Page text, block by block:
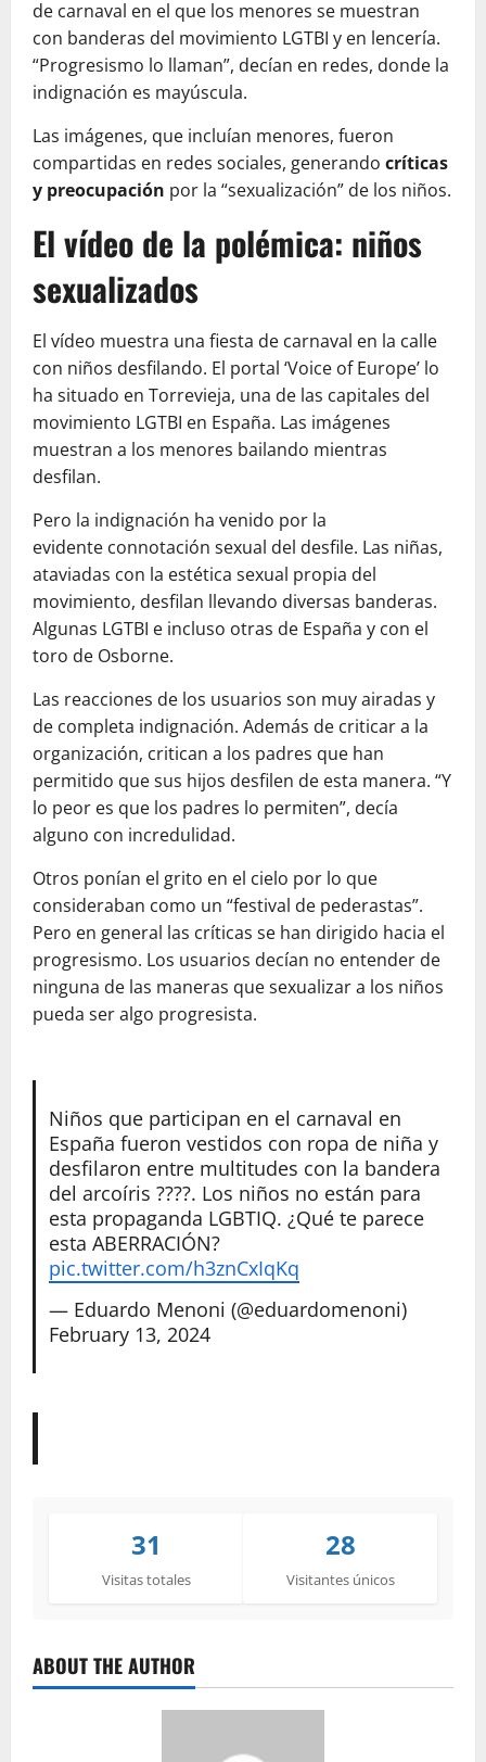
de carnaval en el que los menores se muestran
con banderas del movimiento LGTBI y en lencería.
“Progresismo lo llaman”, decían en redes, donde la
indignación es mayúscula.
Las imágenes, que incluían menores, fueron
compartidas en redes sociales, generando críticas
y preocupación por la “sexualización” de los niños.
El vídeo de la polémica: niños
sexualizados
El vídeo muestra una fiesta de carnaval en la calle
con niños desfilando. El portal ‘Voice of Europe’ lo
ha situado en Torrevieja, una de las capitales del
movimiento LGTBI en España. Las imágenes
muestran a los menores bailando mientras
desfilan.
Pero la indignación ha venido por la
evidente connotación sexual del desfile. Las niñas,
ataviadas con la estética sexual propia del
movimiento, desfilan llevando diversas banderas.
Algunas LGTBI e incluso otras de España y con el
toro de Osborne.
Las reacciones de los usuarios son muy airadas y
de completa indignación. Además de criticar a la
organización, critican a los padres que han
permitido que sus hijos desfilen de esta manera. “Y
lo peor es que los padres lo permiten”, decía
alguno con incredulidad.
Otros ponían el grito en el cielo por lo que
consideraban como un “festival de pederastas”.
Pero en general las críticas se han dirigido hacia el
progresismo. Los usuarios decían no entender de
ninguna de las maneras que sexualizar a los niños
pueda ser algo progresista.
Niños que participan en el carnaval en
España fueron vestidos con ropa de niña y
desfilaron entre multitudes con la bandera
del arcoíris ????. Los niños no están para
esta propaganda LGBTIQ. ¿Qué te parece
esta ABERRACIÓN?
pic.twitter.com/h3znCxIqKq
— Eduardo Menoni (@eduardomenoni)
February 13, 2024
31
Visitas totales
28
Visitantes únicos
ABOUT THE AUTHOR